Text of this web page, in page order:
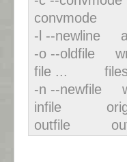
convmode
-l --newline
-o --oldfile
file ... files to
-n --newfile
infile
outfile